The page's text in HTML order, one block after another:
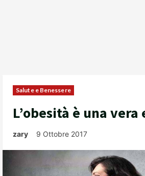
Salute e Benessere
L’obesità è una
zary 9 Ottobre 2017